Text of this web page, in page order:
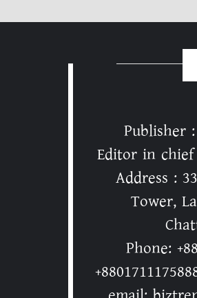
Publisher
Editor in
Address :
Tower,
Phone: